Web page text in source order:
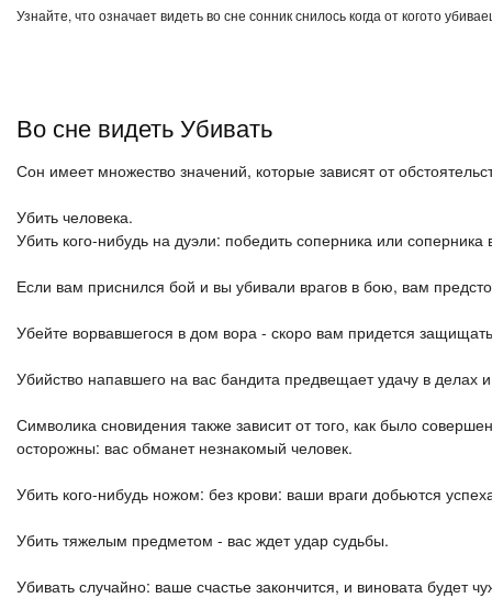
Узнайте, что означает видеть во сне сонник снилось когда от когото
Во сне видеть Убивать
Сон имеет множество значений, которые зависят от
Убить человека.
Убить кого-нибудь на дуэли: победить соперника или соперника
Если вам приснился бой и вы убивали врагов в бою, вам
Убейте ворвавшегося в дом вора - скоро вам придется
Убийство напавшего на вас бандита предвещает удачу в делах
Символика сновидения также зависит от того, как было
осторожны: вас обманет незнакомый человек.
Убить кого-нибудь ножом: без крови: ваши враги добьются
Убить тяжелым предметом - вас ждет удар судьбы.
Убивать случайно: ваше счастье закончится, и виновата будет